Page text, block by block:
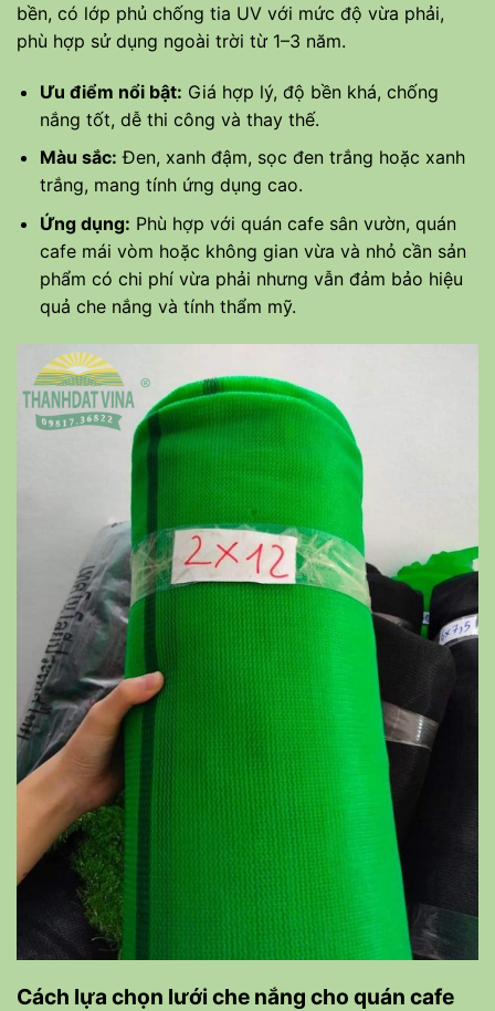
bền, có lớp phủ chống tia UV với mức độ vừa phải,
phù hợp sử dụng ngoài trời từ 1–3 năm.
Ưu điểm nổi bật: Giá hợp lý, độ bền khá, chống
nắng tốt, dễ thi công và thay thế.
Màu sắc: Đen, xanh đậm, sọc đen trắng hoặc xanh
trắng, mang tính ứng dụng cao.
Ứng dụng: Phù hợp với quán cafe sân vườn, quán
cafe mái vòm hoặc không gian vừa và nhỏ cần sản
phẩm có chi phí vừa phải nhưng vẫn đảm bảo hiệu
quả che nắng và tính thẩm mỹ.
Cách lựa chọn lưới che nắng cho quán cafe